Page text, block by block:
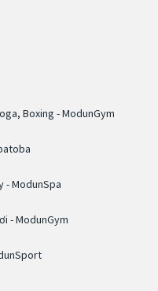
Boxing - ModunGym
- ModunSpa
- ModunGym